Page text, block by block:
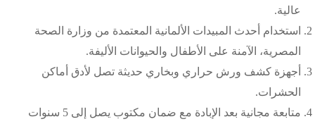
عالية.
استخدام أحدث المبيدات الألمانية المعتمدة من وزارة الصحة
المصرية، الآمنة على الأطفال والحيوانات الأليفة.
أجهزة كشف ورش حراري وبخاري حديثة تصل لأدق أماكن
الحشرات.
متابعة مجانية بعد الإبادة مع ضمان مكتوب يصل إلى 5 سنوات